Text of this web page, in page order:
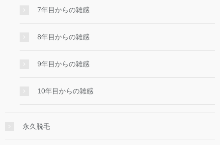
7年目からの雑感
8年目からの雑感
9年目からの雑感
10年目からの雑感
永久脱毛